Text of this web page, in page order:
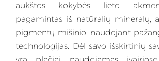
aukštos kokybės lieto
pagamintas iš natūralių mineralų,
pigmentų mišinio, naudojant
technologijas. Dėl savo išskirtinių